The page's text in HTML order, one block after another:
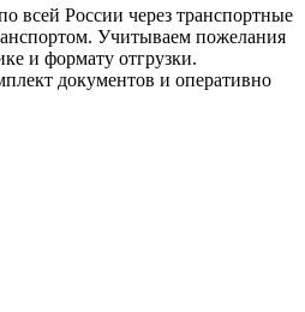
всей России через транспортные
Учитываем пожелания
и формату отгрузки.
документов и оперативно